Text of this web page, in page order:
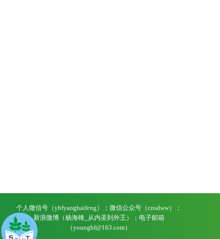
个人微信号（yhfyanghaifeng）；微信公众号（cnsdww）；
新浪微博（杨海锋_从内圣到外王）；电子邮箱
（younghf@163.com）